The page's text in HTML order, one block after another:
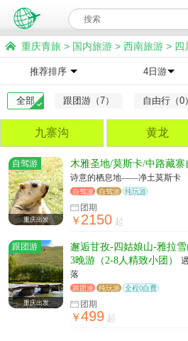
重庆青旅 > 国内旅游 > 西南旅游 > 四
推荐排序 4日游
全部 跟团游（7） 自由行（0）
九寨沟 黄龙
自驾游
重庆出发
木雅圣地/莫斯卡/中路藏寨
诗意的栖息地——净土莫斯卡
自驾游 自驾游 纯玩游
团期
￥2150 起
跟团游
重庆出发
邂逅甘孜-四姑娘山-雅拉
3晚游（2-8人精致小团）
落
跟团游 纯玩游 全程0自费
团期
￥499 起